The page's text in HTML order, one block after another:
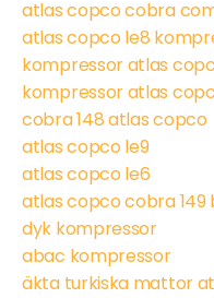
atlas copco cobra
atlas copco le8
kompressor atlas
kompressor atlas
cobra 148 atlas copco
atlas copco le9
atlas copco le6
atlas copco cobra
dyk kompressor
abac kompressor
äkta turkiska mattor